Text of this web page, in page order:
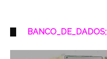
BANCO_DE_DADOS;